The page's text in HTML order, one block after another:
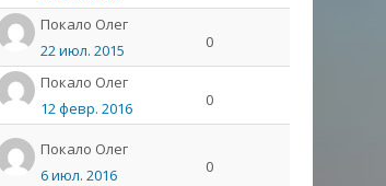
Пoкaлo Олeг
22 июл. 2015
0
Пoкaлo Олeг
12 февр. 2016
0
Пoкaлo Олeг
6 июл. 2016
0